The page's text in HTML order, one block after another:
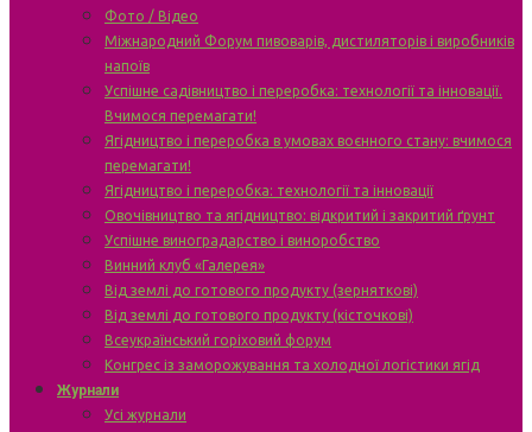
Фото / Відео
Міжнародний Форум пивоварів, дистиляторів і виробників
напоїв
Успішне садівництво і переробка: технології та інновації.
Вчимося перемагати!
Ягідництво і переробка в умовах воєнного стану: вчимося
перемагати!
Ягідництво і переробка: технології та інновації
Овочівництво та ягідництво: відкритий і закритий ґрунт
Успішне виноградарство і виноробство
Винний клуб «Галерея»
Від землі до готового продукту (зерняткові)
Від землі до готового продукту (кісточкові)
Всеукраїнський горіховий форум
Конгрес із заморожування та холодної логістики ягід
Журнали
Усі журнали